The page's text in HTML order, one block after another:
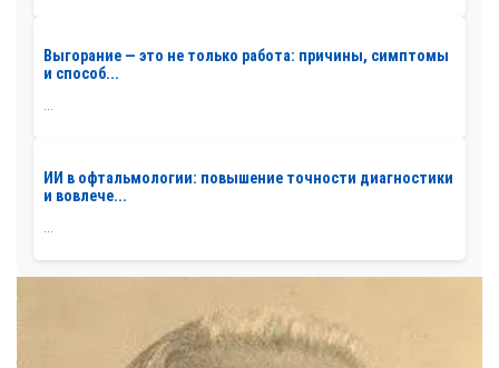
Выгорание — это не только работа: причины, симптомы
и способ...
...
ИИ в офтальмологии: повышение точности диагностики
и вовлече...